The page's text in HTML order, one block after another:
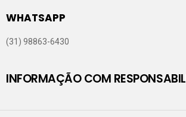
WHATSAPP
(31) 98863-6430
INFORMAÇÃO COM